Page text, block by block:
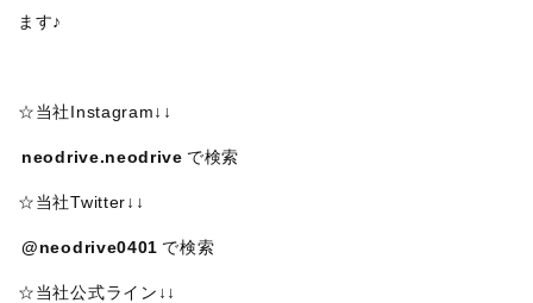
ます♪
☆当社Instagram↓↓
neodrive.neodrive で検索
☆当社Twitter↓↓
@neodrive0401 で検索
☆当社公式ライン↓↓